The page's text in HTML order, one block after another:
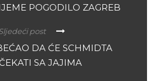
POGODILO ZAGREB
post
DA ĆE SCHMIDTA
SA JAJIMA